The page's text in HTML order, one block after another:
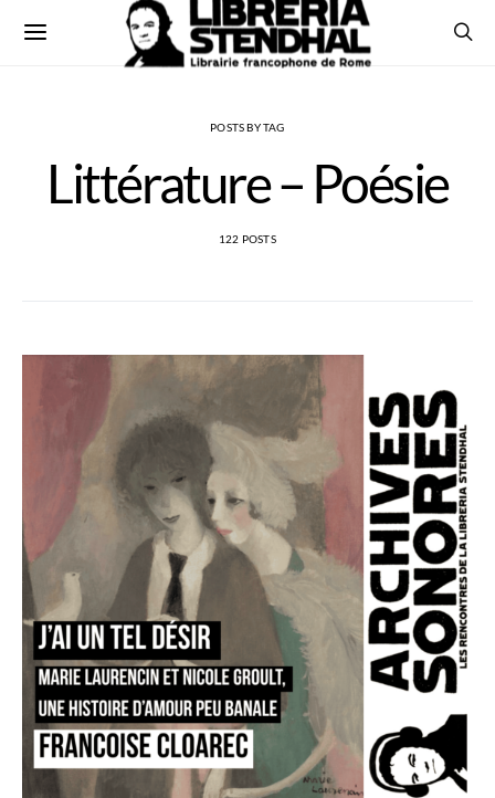
POSTS BY TAG
Littérature – Poésie
122 POSTS